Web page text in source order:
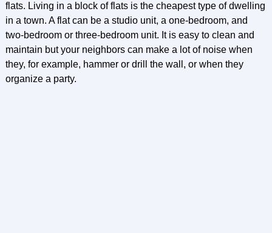
flats. Living in a block of flats is the cheapest type of dwelling
in a town. A flat can be a studio unit, a one-bedroom, and
two-bedroom or three-bedroom unit. It is easy to clean and
maintain but your neighbors can make a lot of noise when
they, for example, hammer or drill the wall, or when they
organize a party.